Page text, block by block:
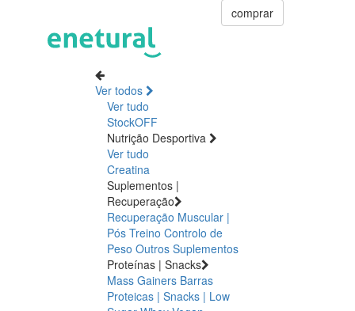
comprar
Ver todos
Ver tudo
StockOFF
Nutrição Desportiva
Ver tudo
Creatina
Suplementos |
Recuperação
Recuperação Muscular |
Pós Treino Controlo de
Peso Outros Suplementos
Proteínas | Snacks
Mass Gainers Barras
Proteicas | Snacks | Low